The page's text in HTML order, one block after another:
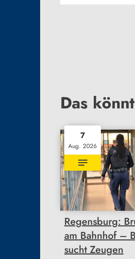
Das
7
Aug. 2026
Regensburg:
am Bahnhof –
sucht Zeugen